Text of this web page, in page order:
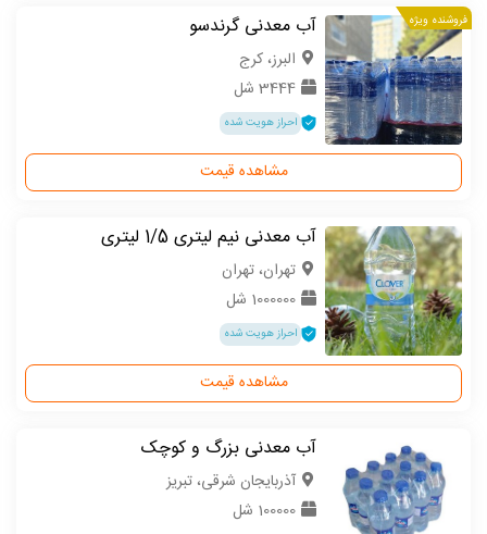
فروشنده ویژه آب معدنی گرندسو
البرز، کرج
3444 شل
احراز هویت شده
مشاهده قیمت
آب معدنی نیم لیتری 1/5 لیتری
تهران، تهران
1000000 شل
احراز هویت شده
مشاهده قیمت
آب معدنی بزرگ و کوچک
آذربایجان شرقی، تبریز
100000 شل